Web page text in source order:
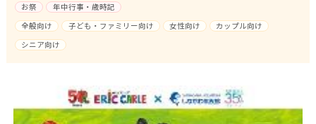
お祭
年中行事・歳時記
全般向け
子ども・ファミリー向け 女性向け
カップル向け
シニア向け